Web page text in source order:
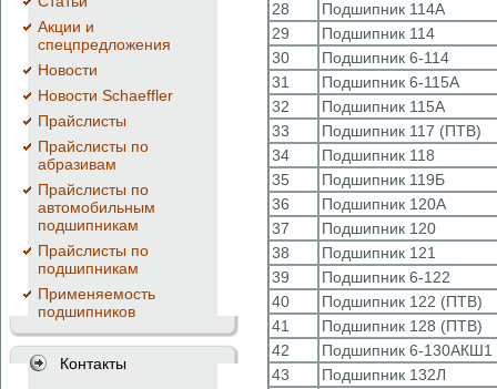
Акции и
спецпредложения
Новости
Новости Schaeffler
Прайслисты
Прайслисты по
абразивам
Прайслисты по
автомобильным
подшипникам
Прайслисты по
подшипникам
Применяемость
подшипников
Контакты
28
Подшипник 114А
29
Подшипник 114
30
Подшипник 6-114
31
Подшипник 6-115А
32
Подшипник 115А
33
Подшипник 117 (ПТВ)
34
Подшипник 118
35
Подшипник 119Б
36
Подшипник 120А
37
Подшипник 120
38
Подшипник 121
39
Подшипник 6-122
40
Подшипник 122 (ПТВ)
41
Подшипник 128 (ПТВ)
42
Подшипник 6-130АКШ1
43
Подшипник 132Л